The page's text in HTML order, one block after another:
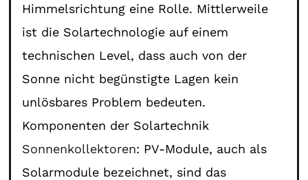
Himmelsrichtung eine Rolle. Mittlerweile
ist die Solartechnologie auf einem
technischen Level, dass auch von der
Sonne nicht begünstigte Lagen kein
unlösbares Problem bedeuten.
Komponenten der Solartechnik
Sonnenkollektoren: PV-Module, auch als
Solarmodule bezeichnet, sind das